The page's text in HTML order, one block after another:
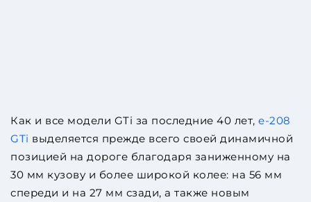
Как и все модели GTi за последние 40 лет, e-208
GTi выделяется прежде всего своей динамичной
позицией на дороге благодаря заниженному на
30 мм кузову и более широкой колее: на 56 мм
спереди и на 27 мм сзади, а также новым